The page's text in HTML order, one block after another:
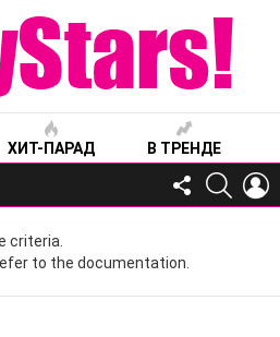
ХИТ-ПАРАД В ТРЕНДЕ
FOLLOW
US
criteria.
to the documentation.